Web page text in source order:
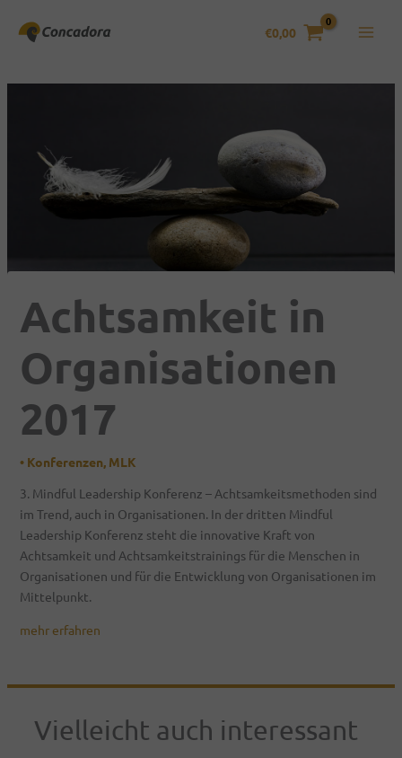
Inhalt
€0,00
Achtsamkeit in
Organisationen
2017
• Konferenzen, MLK
3. Mindful Leadership Konferenz – Achtsamkeitsmethoden sind
im Trend, auch in Organisationen. In der dritten Mindful
Leadership Konferenz steht die innovative Kraft von
Achtsamkeit und Achtsamkeitstrainings für die Menschen in
Organisationen und für die Entwicklung von Organisationen im
Mittelpunkt.
mehr erfahren
Vielleicht auch interessant